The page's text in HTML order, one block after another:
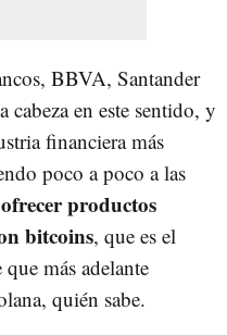
BBVA, Santander
en este sentido, y
financiera más
poco a poco a las
ofrecer productos
bitcoins, que es el
más adelante
quién sabe.